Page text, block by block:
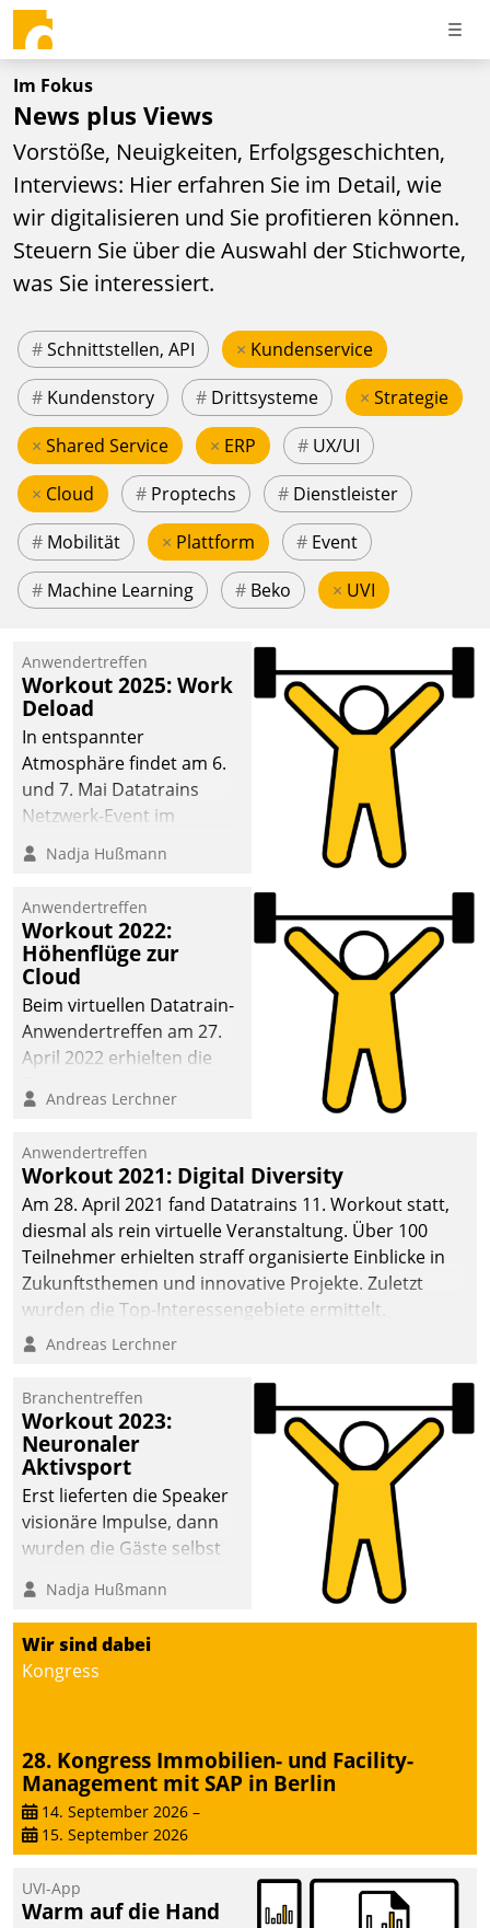
Im Fokus
News plus Views
Vorstöße, Neuigkeiten, Erfolgsgeschichten,
Interviews: Hier erfahren Sie im Detail, wie
wir digitalisieren und Sie profitieren können.
Steuern Sie über die Auswahl der Stichworte,
was Sie interessiert.
#Schnittstellen, API × Kundenservice
# Kundenstory # Drittsysteme × Strategie
× Shared Service × ERP # UX/UI
× Cloud # Proptechs # Dienstleister
# Mobilität × Plattform # Event
# Machine Learning # Beko × UVI
Anwendertreffen
Workout 2025: Work
Deload
In entspannter
Atmosphäre findet am 6.
und 7. Mai Datatrains
Netzwerk-Event im
Kunden- und Partnerkreis
statt. Zentrale Frage: Wie
Mammutprojekte
meistern und Workloads
wuppen – bei zunehmend
anspruchsvollen
Aufgaben und
abnehmendem
Nadja Hußmann
Anwendertreffen
Workout 2022:
Höhenflüge zur
Cloud
Beim virtuellen Datatrain-
Anwendertreffen am 27.
April 2022 erhielten die
Teilnehmer kurzweilige
Cloud-Strategien und -
Lösungen mit hohem
Zukunftspotenzial.
Andreas Lerchner
Anwendertreffen
Workout 2021: Digital Diversity
Am 28. April 2021 fand Datatrains 11. Workout statt,
diesmal als rein virtuelle Veranstaltung. Über 100
Teilnehmer erhielten straff organisierte Einblicke in
Zukunftsthemen und innovative Projekte. Zuletzt
wurden die Top-Interessengebiete ermittelt.
Andreas Lerchner
Branchentreffen
Workout 2023:
Neuronaler
Aktivsport
Erst lieferten die Speaker
visionäre Impulse, dann
wurden die Gäste selbst
methodisch
Vernetzungsideen fürs
Quartier. Dazwischen
zeigte Datatrain, was es
Nadja Hußmann
Wir sind dabei
Kongress
28. Kongress Immobilien- und Facility-
Management mit SAP in Berlin
14. September 2026 –
15. September 2026
UVI-App
Warm auf die Hand